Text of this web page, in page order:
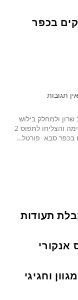
בכפר
אין תגובות
ולמחלק בילוש
ומודיעין של תחנת כפר סבא שעשו עבודה מדהימה והצליחו לתפוס 2
בכפר סבא פורטל…
תעודות
אנקורי
וחגיגי